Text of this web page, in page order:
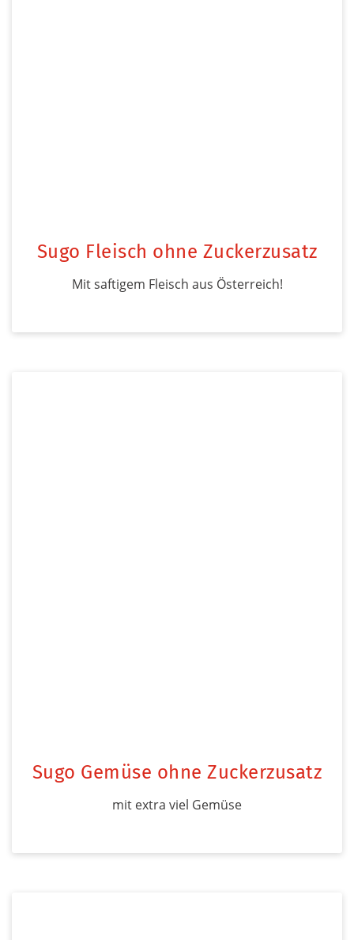
Sugo Fleisch ohne Zuckerzusatz
Mit saftigem Fleisch aus Österreich!
Sugo Gemüse ohne Zuckerzusatz
mit extra viel Gemüse